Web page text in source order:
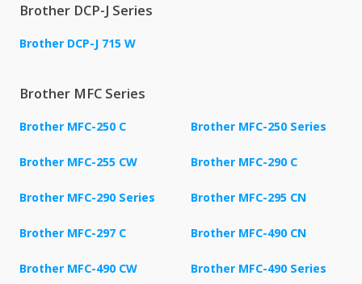
Brother DCP-J Series
Brother DCP-J 715 W
Brother MFC Series
Brother MFC-250 C Brother MFC-250 Series
Brother MFC-255 CW Brother MFC-290 C
Brother MFC-290 Series Brother MFC-295 CN
Brother MFC-297 C Brother MFC-490 CN
Brother MFC-490 CW Brother MFC-490 Series